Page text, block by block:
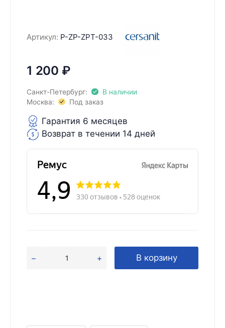
Артикул: P-ZP-ZPT-033
1 200 ₽
Санкт-Петербург:
В наличии
Москва:
Под заказ
Гарантия 6 месяцев
Возврат в течении 14 дней
В корзину